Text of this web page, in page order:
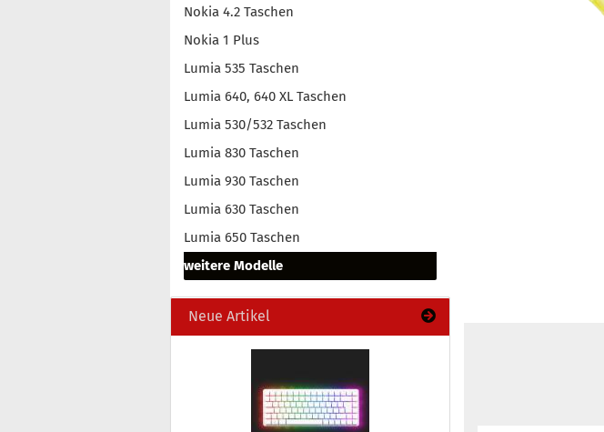
Nokia 4.2 Taschen
Nokia 1 Plus
Lumia 535 Taschen
Lumia 640, 640 XL Taschen
Lumia 530/532 Taschen
Lumia 830 Taschen
Lumia 930 Taschen
Lumia 630 Taschen
Lumia 650 Taschen
weitere Modelle
Neue Artikel